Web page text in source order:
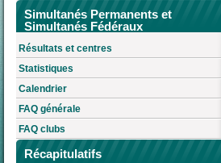
Simultanés Permanents et
Simultanés Fédéraux
Résultats et centres
Statistiques
Calendrier
FAQ générale
FAQ clubs
Récapitulatifs